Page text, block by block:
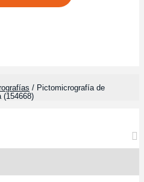
/ Pictomicrografía de
(154668)